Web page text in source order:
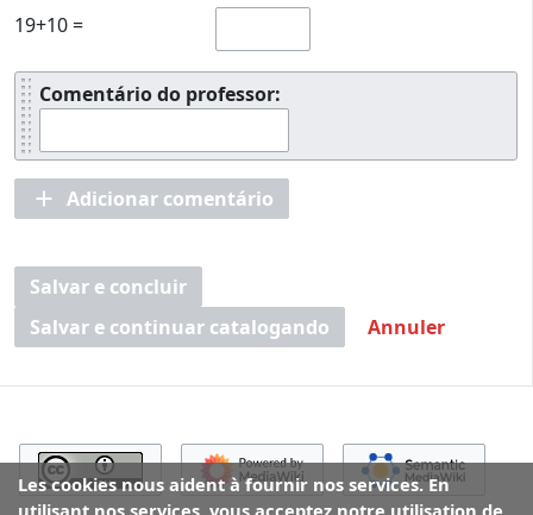
19+10 =
Comentário do professor:
Adicionar comentário
Salvar e concluir
Salvar e continuar catalogando
Annuler
Les cookies nous aident à fournir nos services. En
utilisant nos services, vous acceptez notre utilisation de